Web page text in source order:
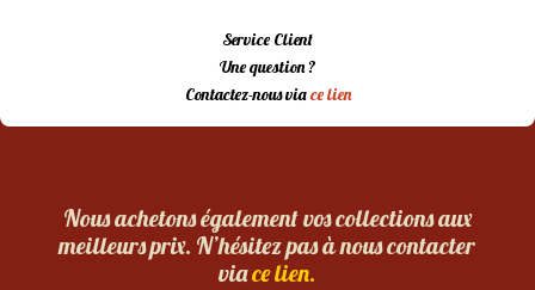
Service Client
Une question ?
Contactez-nous viace lien
Nous achetons également vos collections aux
meilleurs prix. N’hésitez pas à nous contacter
viace lien.